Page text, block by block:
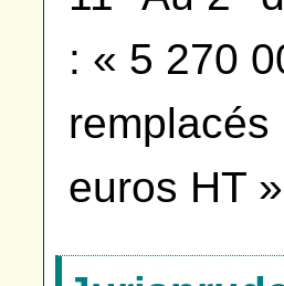
: « 5 270
euros HT